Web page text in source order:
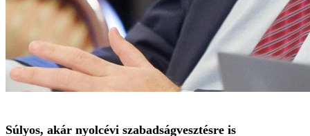
Súlyos, akár nyolcévi szabadságvesztésre is